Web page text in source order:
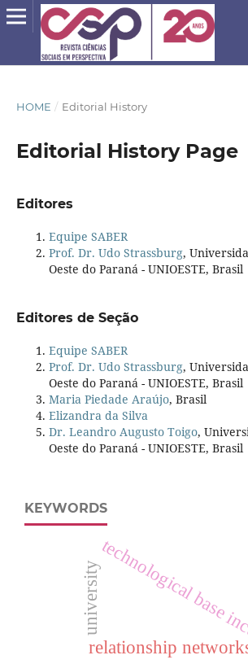
HOME / Editorial History
Editorial History Page
Editores
Equipe SABER
Prof. Dr. Udo Strassburg,
Oeste do Paraná - UNIOESTE, Brasil
Editores de Seção
Equipe SABER
Prof. Dr. Udo Strassburg,
Oeste do Paraná - UNIOESTE, Brasil
Maria Piedade Araújo, Brasil
Elizandra da Silva
Dr. Leandro Augusto Toigo,
Oeste do Paraná - UNIOESTE, Brasil
KEYWORDS
relationship
universitytechnological base